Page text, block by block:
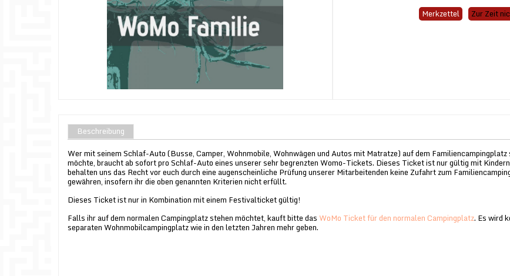
Zur Zeit
Merkzettel
Beschreibung
Wer mit seinem Schlaf-Auto (Busse, Camper, Wohnmobile, Wohnwägen und Autos mit Matratze) auf dem Familiencampingplatz
möchte, braucht ab sofort pro Schlaf-Auto eines unserer sehr begrenzten Womo-Tickets. Dieses Ticket ist nur gültig mit
behalten uns das Recht vor euch durch eine augenscheinliche Prüfung unserer Mitarbeitenden keine Zufahrt zum
gewähren, insofern ihr die oben genannten Kriterien nicht erfüllt.
Dieses Ticket ist nur in Kombination mit einem Festivalticket gültig!
Falls ihr auf dem normalen Campingplatz stehen möchtet, kauft bitte das WoMo Ticket für den normalen Campingplatz. Es wird
separaten Wohnmobilcampingplatz wie in den letzten Jahren mehr geben.